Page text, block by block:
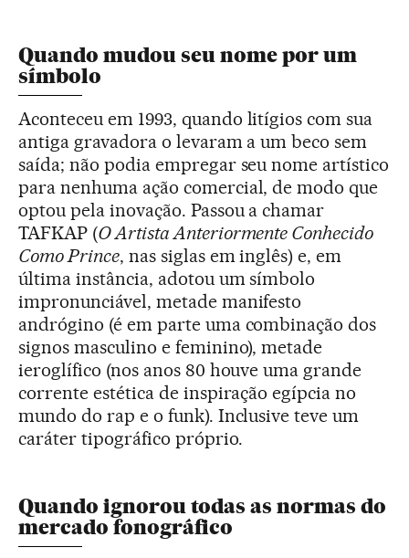
Quando mudou seu nome por um
símbolo
Aconteceu em 1993, quando litígios com sua
antiga gravadora o levaram a um beco sem
saída; não podia empregar seu nome artístico
para nenhuma ação comercial, de modo que
optou pela inovação. Passou a chamar
TAFKAP (O Artista Anteriormente Conhecido
Como Prince, nas siglas em inglês) e, em
última instância, adotou um símbolo
impronunciável, metade manifesto
andrógino (é em parte uma combinação dos
signos masculino e feminino), metade
ieroglífico (nos anos 80 houve uma grande
corrente estética de inspiração egípcia no
mundo do rap e o funk). Inclusive teve um
caráter tipográfico próprio.
Quando ignorou todas as normas do
mercado fonográfico